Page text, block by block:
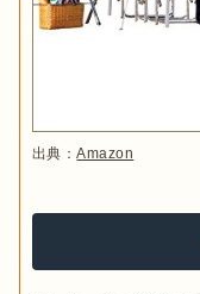
出典：Amazon